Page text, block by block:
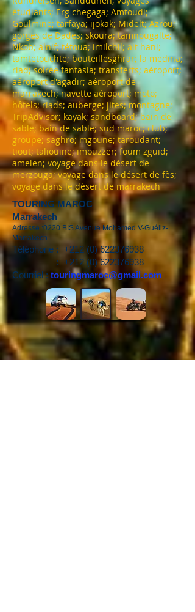
étudiants; Erg chegaga; Amtoudi;
Goulmine; tarfaya; ijokak; Midelt; Azrou;
gorges de Dades; skoura; tamnougalte;
Nkob; alnif; tétoua; imilchil; ait hani;
tamtetouchte; bouteillesghrar; la medina;
riad; soiree fantasia; transferts; aéroport;
aéroport d'agadir; aéroport de
marrakech; navette aéroport; moto;
hôtels; riads; auberge; jites; montagne;
TripAdvisor; kayak; sandboard; bain de
sable; bain de sable; sud maroc; club;
groupe; saghro; mgoune; taroudant;
tiout; taliouine; imouzzer; foum zguid;
amelen; voyage dans le désert de
merzouga; voyage dans le désert de fès;
voyage dans le désert de marrakech
TOURING MAROC
Marrakech
Adresse :0220 BIS Avenue Mohamed V-Guéliz-
Marrakech
Téléphone : +212 (0) 622376938
: +212 (0) 622376938
Courriel : touringmaroc@gmail.com